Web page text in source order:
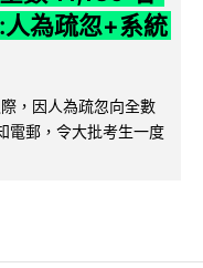
為疏忽+系統
，因人為疏忽向全數
電郵，令大批考生一度